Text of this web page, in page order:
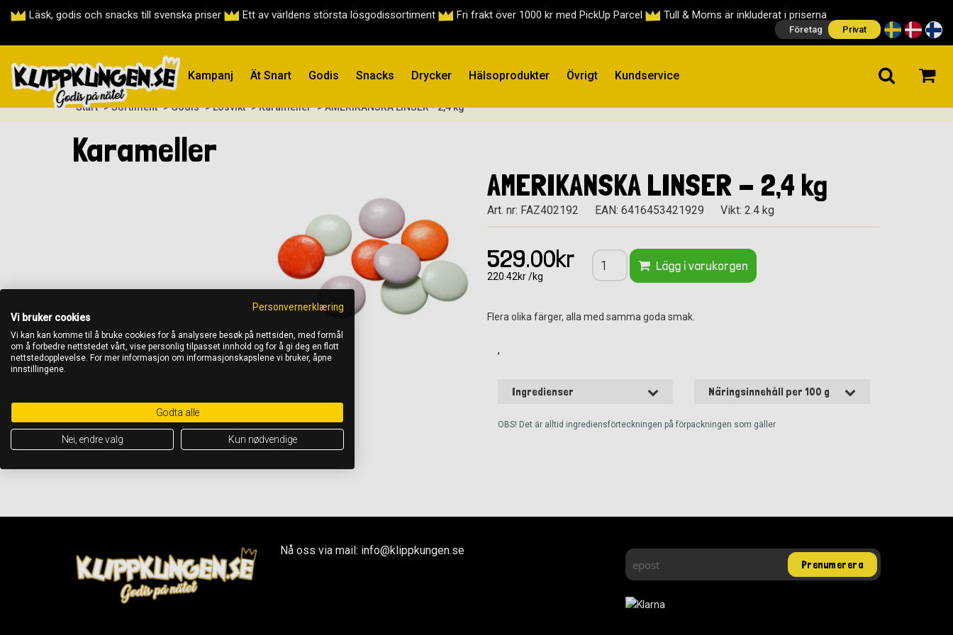
Läsk, godis och snacks till svenska priser Ett av världens största lösgodissortiment Fri frakt över 1000 kr med PickUp Parcel Tull & Moms är inkluderat i priserna
Företag Privat
Kampanj Ät Snart Godis Snacks Drycker Hälsoprodukter Övrigt Kundservice
Start > Sortiment > Godis > Lösvikt > Karameller > AMERIKANSKA LINSER - 2,4 kg
Karameller
AMERIKANSKA LINSER - 2,4 kg
Art. nr: FAZ402192 EAN: 6416453421929 Vikt: 2.4 kg
529.00kr
220.42kr /kg
Lägg i varukorgen
Flera olika färger, alla med samma goda smak.
,
Ingredienser Näringsinnehåll per 100 g
OBS! Det är alltid ingrediensförteckningen på förpackningen som gäller
Nå oss via mail: info@klippkungen.se
Personvernerklæring
Vi bruker cookies
Vi kan kan komme til å bruke cookies for å analysere besøk på nettsiden, med formål
om å forbedre nettstedet vårt, vise personlig tilpasset innhold og for å gi deg en flott
nettstedopplevelse. For mer informasjon om informasjonskapslene vi bruker, åpne
innstillingene.
Godta alle
Nei, endre valg Kun nødvendige